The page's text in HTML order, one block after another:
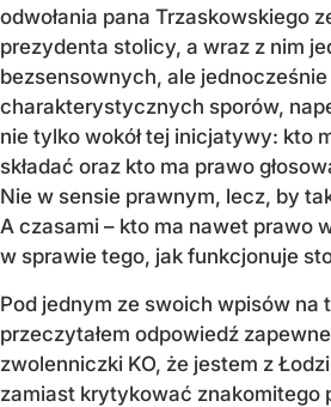
odwołania pana Trzaskowskiego
prezydenta stolicy, a wraz z nim
bezsensownych, ale jednocześnie
charakterystycznych sporów,
nie tylko wokół tej inicjatywy: kto
składać oraz kto ma prawo
Nie w sensie prawnym, lecz, by
A czasami – kto ma nawet prawo
w sprawie tego, jak funkcjonuje
Pod jednym ze swoich wpisów na
przeczytałem odpowiedź
zwolenniczki KO, że jestem z
zamiast krytykować znakomitego